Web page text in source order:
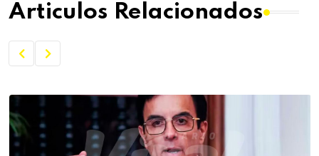
Articulos Relacionados